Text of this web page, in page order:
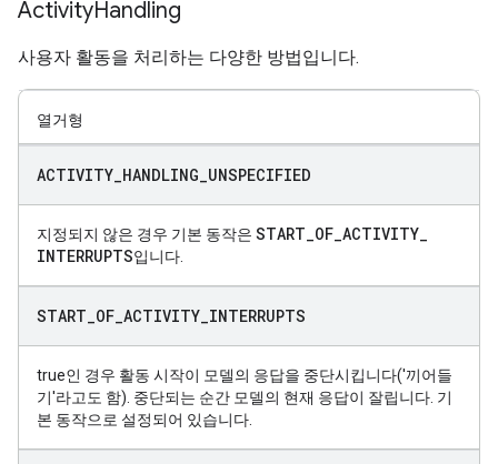
ActivityHandling
사용자 활동을 처리하는 다양한 방법입니다.
열거형
ACTIVITY HANDLING UNSPECIFIED
지정되지 않은 경우 기본 동작은 START_OF_ACTIVITY_
INTERRUPTS입니다.
START OF ACTIVITY INTERRUPTS
true인 경우 활동 시작이 모델의 응답을 중단시킵니다('끼어들
기'라고도 함). 중단되는 순간 모델의 현재 응답이 잘립니다. 기
본 동작으로 설정되어 있습니다.